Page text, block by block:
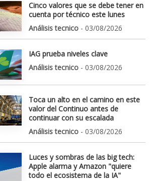
Cinco valores que se debe tener en
cuenta por técnico este lunes
Análisis tecnico - 03/08/2026
IAG prueba niveles clave
Análisis tecnico - 03/08/2026
Toca un alto en el camino en este
valor del Continuo antes de
continuar con su escalada
Análisis tecnico - 03/08/2026
Luces y sombras de las big tech:
Apple alarma y Amazon "quiere
todo el ecosistema de la IA"